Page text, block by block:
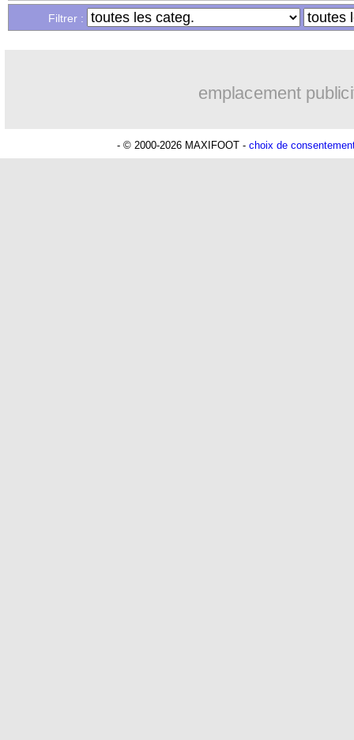
16/05 PSG: son futur, les précisions de
Liste des brèves du sam. 14 mai 2022
Filtrer :
emplacement
- © 2000-2026 MAXIFOOT - choix de